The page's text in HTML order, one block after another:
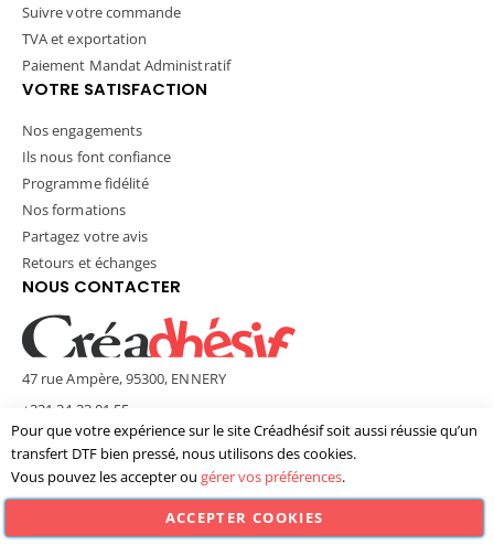
Suivre votre commande
TVA et exportation
Paiement Mandat Administratif
VOTRE SATISFACTION
Nos engagements
Ils nous font confiance
Programme fidélité
Nos formations
Partagez votre avis
Retours et échanges
NOUS CONTACTER
47 rue Ampère, 95300, ENNERY
+331 34 33 01 55
contact@creadhesif.com
Lun - Ven / 9h30 - 12h00 & 14h00 - 17h00
© Créadhésif 2025. Tous Droits Réservés.
Pour que votre expérience sur le site Créadhésif soit aussi réussie qu’un
transfert DTF bien pressé, nous utilisons des cookies.
Vous pouvez les accepter ou gérer vos préférences.
ACCEPTER COOKIES